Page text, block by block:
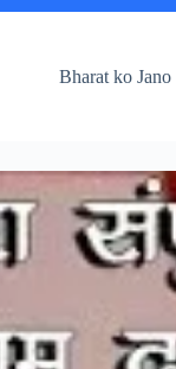
Bharat ko Jano